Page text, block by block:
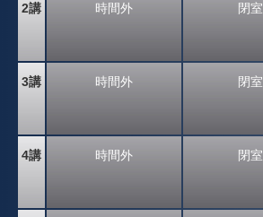
2講
3講
4講
時間外
時間外
時間外
閉室
閉室
閉室